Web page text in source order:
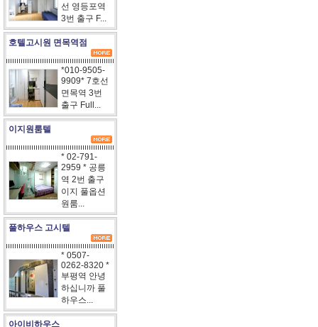
선 영등포역
3번 출구 F...
호텔고시원 면목역점
*010-9505-
9909* 7호선
면목역 3번
출구 Full...
이지원룸텔
* 02-791-
2959 * 공릉
역 2번 출구
이지 풀옵션
원룸...
풀하우스 고시텔
* 0507-
0262-8320 *
부평역 안녕
하십니까 풀
하우스...
아이비하우스